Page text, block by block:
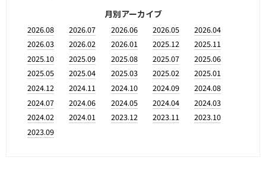
月別アーカイブ
2026.08 2026.07 2026.06 2026.05
2026.04
2026.03
2026.02 2026.01 2025.12
2025.11
2025.10
2025.09 2025.08 2025.07
2025.06
2025.05
2025.04 2025.03 2025.02
2025.01
2024.12
2024.11 2024.10 2024.09
2024.08
2024.07
2024.06 2024.05 2024.04
2024.03
2024.02
2024.01 2023.12 2023.11
2023.10
2023.09